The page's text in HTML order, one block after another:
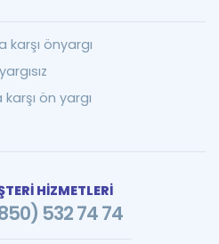
karşı önyargı
karşı ön yargı
HİZMETLERİ
532 74 74